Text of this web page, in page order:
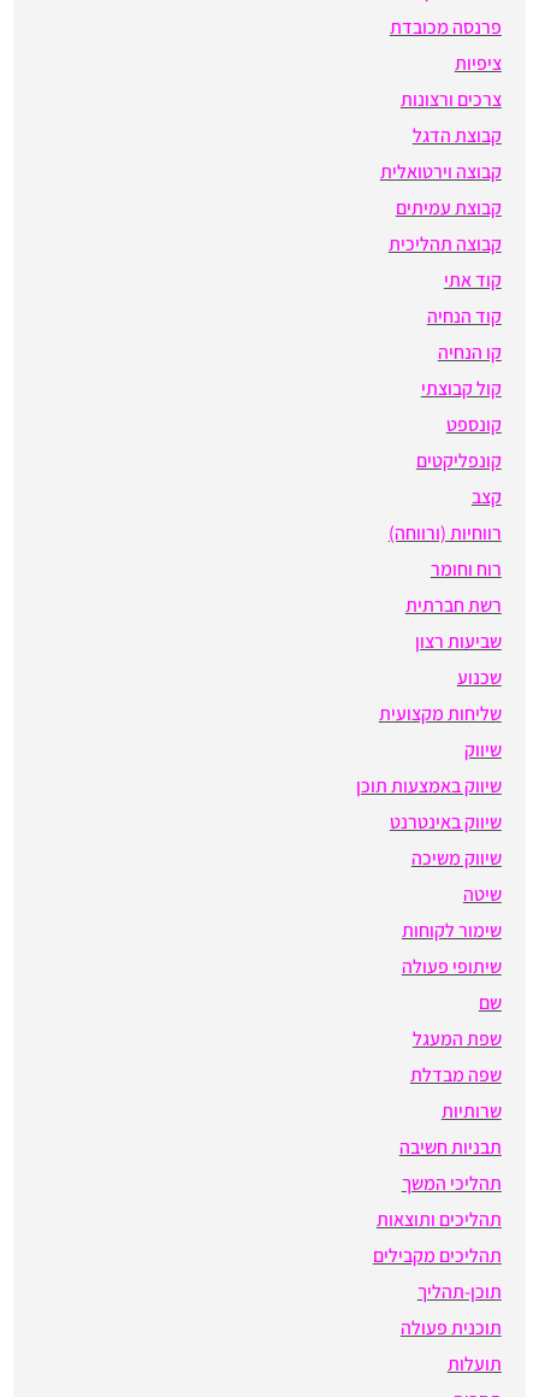
פרנסה מכובדת
ציפיות
צרכים ורצונות
קבוצת הדגל
קבוצה וירטואלית
קבוצת עמיתים
קבוצה תהליכית
קוד אתי
קוד הנחיה
קו הנחיה
קול קבוצתי
קונספט
קונפליקטים
קצב
רווחיות (ורווחה)
רוח וחומר
רשת חברתית
שביעות רצון
שכנוע
שליחות מקצועית
שיווק
שיווק באמצעות תוכן
שיווק באינטרנט
שיווק משיכה
שיטה
שימור לקוחות
שיתופי פעולה
שם
שפת המעגל
שפה מבדלת
שרותיות
תבניות חשיבה
תהליכי המשך
תהליכים ותוצאות
תהליכים מקבילים
תוכן-תהליך
תוכנית פעולה
תועלות